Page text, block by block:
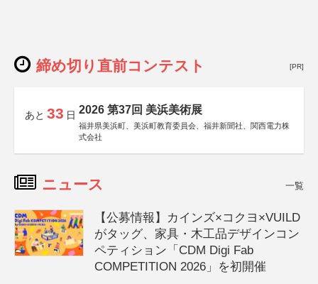
締め切り直前コンテスト [PR]
あと 33 日 2026 第37回 美浜美術展
福井県美浜町、美浜町教育委員会、福井新聞社、関西電力株
式会社
ニュース 一覧
【公募情報】カインズ×コクヨ×VUILD
がタッグ、家具・木工品デザインコン
ペティション「CDM Digi Fab
COMPETITION 2026」を初開催